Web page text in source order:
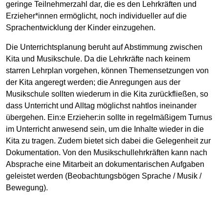
geringe Teilnehmerzahl dar, die es den Lehrkräften und
Erzieher*innen ermöglicht, noch individueller auf die
Sprachentwicklung der Kinder einzugehen.
Die Unterrichtsplanung beruht auf Abstimmung zwischen
Kita und Musikschule. Da die Lehrkräfte nach keinem
starren Lehrplan vorgehen, können Themensetzungen von
der Kita angeregt werden; die Anregungen aus der
Musikschule sollten wiederum in die Kita zurückfließen, so
dass Unterricht und Alltag möglichst nahtlos ineinander
übergehen. Ein:e Erzieher:in sollte in regelmäßigem Turnus
im Unterricht anwesend sein, um die Inhalte wieder in die
Kita zu tragen. Zudem bietet sich dabei die Gelegenheit zur
Dokumentation. Von den Musikschullehrkräften kann nach
Absprache eine Mitarbeit an dokumentarischen Aufgaben
geleistet werden (Beobachtungsbögen Sprache / Musik /
Bewegung).